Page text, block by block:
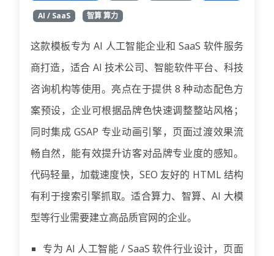
AI / SaaS 智算 算力
这款模板专为 AI 人工智能企业和 SaaS 软件服务
商打造，适合 AI 技术公司、智能软件平台、科技
咨询机构等使用。亮点在于提供 8 种动态配色方
案预设，企业可根据品牌色快速调整整站风格；
同时集成 GSAP 专业动画引擎，页面过渡效果流
畅自然，能有效提升访客对品牌专业度的感知。
代码轻量，加载速度快，SEO 友好的 HTML 结构
有利于搜索引擎抓取。适合算力、智算、AI 大模
型等行业需要建立高品质官网的企业。
专为 AI 人工智能 / SaaS 软件行业设计，页面